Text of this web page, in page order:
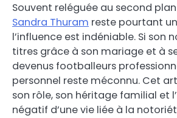
Souvent reléguée au second
Sandra Thuram reste pourtant
l’influence est indéniable. Si son
titres grâce à son mariage et à
devenus footballeurs
personnel reste méconnu. Cet
son rôle, son héritage familial et
négatif d’une vie liée à la